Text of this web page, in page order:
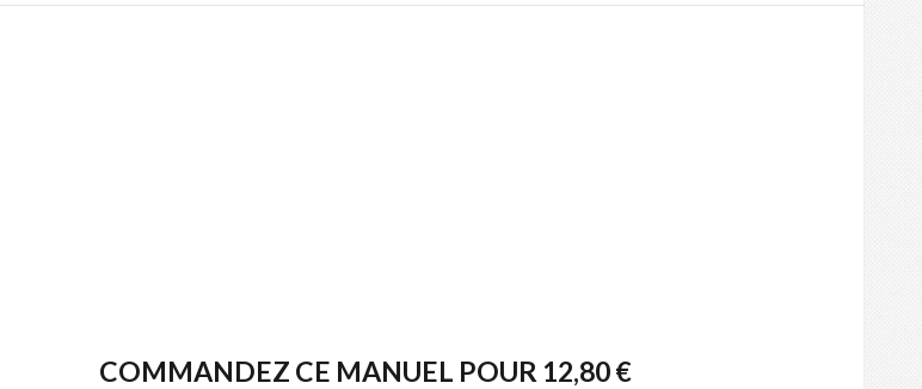
COMMANDEZ CE MANUEL POUR 12,80 €